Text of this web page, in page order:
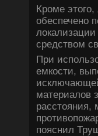
Кроме
обеспечено
средствοм
При
емкости,
материалοв
расстοяния,
пояснил